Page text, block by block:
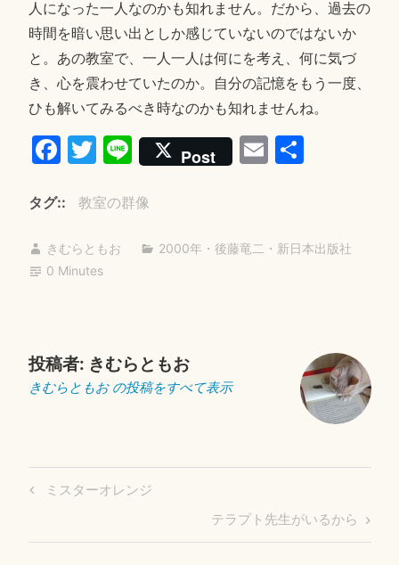
人になった一人なのかも知れません。だから、過去の
時間を暗い思い出としか感じていないのではないか
と。あの教室で、一人一人は何にを考え、何に気づ
き、心を震わせていたのか。自分の記憶をもう一度、
ひも解いてみるべき時なのかも知れませんね。
Fa
bo
ok
T
tte
r
Li
ne
Post E 共
タグ: 教室の群像
きむらともお 2000年 ・ 後藤竜二 ・ 新日本出版社
0 Minutes
投稿者: きむらともお
きむらともお の投稿をすべて表示
投
Previous
ミスターオレンジ
Next
Post
テラプト先生がいるから